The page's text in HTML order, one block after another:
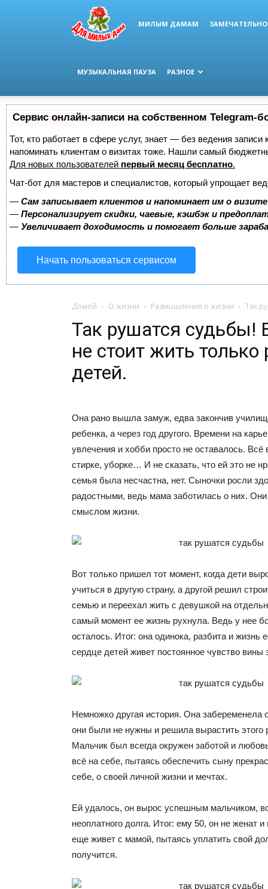
МИЛЫМ ДАМАМ
МУЗЫКАЛЬНАЯ ПАУЗА РАЗНОЕ
Сервис онлайн-записи на собственном Telegram-
Тот, кто работает в сфере услуг, знает — без ведения
напоминать клиентам о визитах тоже. Нашли самый
Для новых пользователей первый месяц бесплатно.
Чат-бот для мастеров и специалистов, который упрощает
— Сам записывает клиентов и напоминает им о
— Персонализирует скидки, чаевые, кэшбэк и
— Увеличивает доходимость и помогает больше
Начать пользоваться сервисом
Домой О жизни Размышления о жизни Так
Так рушатся судьбы!
не стоит жить только
детей.
Она рано вышла замуж, едва закончив
ребенка, а через год другого. Времени на
увлечения и хобби просто не оставалось. Всё
стирке, уборке… И не сказать, что ей это не
семья была несчастна, нет. Сыночки росли
радостными, ведь мама заботилась о них.
смыслом жизни.
Вот только пришел тот момент, когда дети
учиться в другую страну, а другой решил
семью и переехал жить с девушкой на
самый момент ее жизнь рухнула. Ведь у нее
осталось. Итог: она одинока, разбита и жизнь
сердце детей живет постоянное чувство вины
Немножко другая история. Она забеременела
они были не нужны и решила вырастить этого
Мальчик был всегда окружен заботой и
всё на себе, пытаясь обеспечить сыну
себе, о своей личной жизни и мечтах.
Ей удалось, он вырос успешным мальчиком,
неоплатного долга. Итог: ему 50, он не женат
еще живет с мамой, пытаясь уплатить свой
получится.